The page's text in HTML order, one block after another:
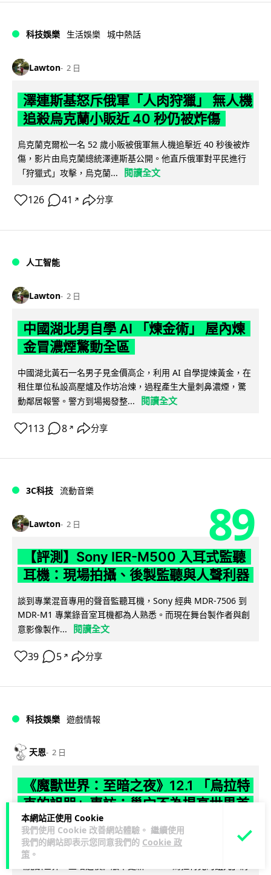
本網站正使用 Cookie
我們使用 Cookie 改善網站體驗。 繼續使用
我們的網站即表示您同意我們的 Cookie 政
策 。
科技娛樂 生活娛樂 城中熱話
Lawton 2 日
澤連斯基怒斥俄軍「人肉狩獵」 無人機
追殺烏克蘭小販近 40 秒仍被炸傷
烏克蘭克爾松一名 52 歲小販被俄軍無人機追擊近 40 秒後被炸
傷，影片由烏克蘭總統澤連斯基公開。他直斥俄軍對平民進行
「狩獵式」攻擊，烏克蘭...
閱讀全文
126 41 ↗ 分享
人工智能
Lawton 2 日
中國湖北男自學 AI 「煉金術」 屋內煉
金冒濃煙驚動全區
中國湖北黃石一名男子見金價高企，利用 AI 自學提煉黃金，在
租住單位私設高壓爐及作坊冶煉，過程產生大量刺鼻濃煙，驚
動鄰居報警。警方到場揭發整...
閱讀全文
113 8 ↗ 分享
3C科技 流動音樂
Lawton 2 日 89
【評測】Sony IER-M500 入耳式監聽
耳機：現場拍攝、後製監聽與人聲利器
談到專業混音專用的聲音監聽耳機，Sony 經典 MDR-7506 到
MDR-M1 專業錄音室耳機都為人熟悉。而現在舞台製作者與創
意影像製作...
閱讀全文
39 5 ↗ 分享
科技娛樂 遊戲情報
天恩 2 日
《魔獸世界：至暗之夜》12.1 「烏拉特
克的詛咒」專訪：巢穴不為提高世界首
領門檻而設 《諸王之眠》縮短約 10 分
鐘